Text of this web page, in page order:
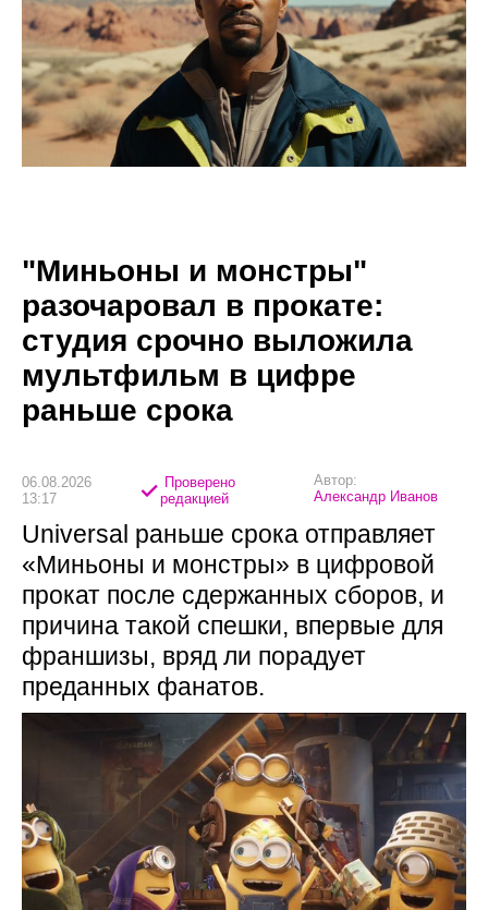
"Миньоны и монстры"
разочаровал в прокате:
студия срочно выложила
мультфильм в цифре
раньше срока
06.08.2026
13:17
Проверено
редакцией
Автор:
Александр Иванов
Universal раньше срока отправляет
«Миньоны и монстры» в цифровой
прокат после сдержанных сборов, и
причина такой спешки, впервые для
франшизы, вряд ли порадует
преданных фанатов.